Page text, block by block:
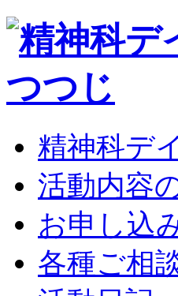
精神科デ
活動内容
お申し込
各種ご相